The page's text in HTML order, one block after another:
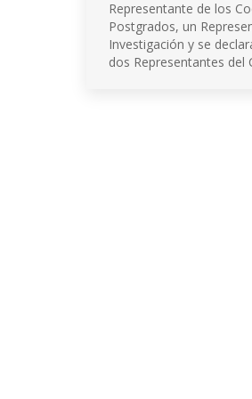
Representante de los
Postgrados, un
Investigación y se
dos Representantes del